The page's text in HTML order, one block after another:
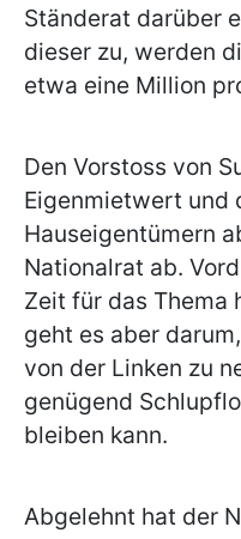
Ständerat darüber
dieser zu, werden
etwa eine Million
Den Vorstoss von
Eigenmietwert und
Hauseigentümern
Nationalrat ab.
Zeit für das Thema
geht es aber
von der Linken zu
genügend
bleiben kann.
Abgelehnt hat der